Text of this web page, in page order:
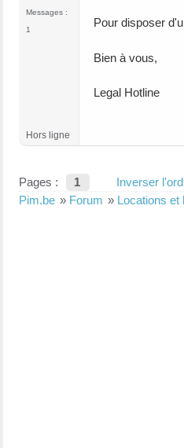
Messages :
1
Pour disposer
Bien à vous,
Legal Hotline
Hors ligne
Pages : 1
Inverser
Pim.be » Forum » Locations et